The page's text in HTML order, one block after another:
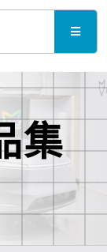
Toggle
集